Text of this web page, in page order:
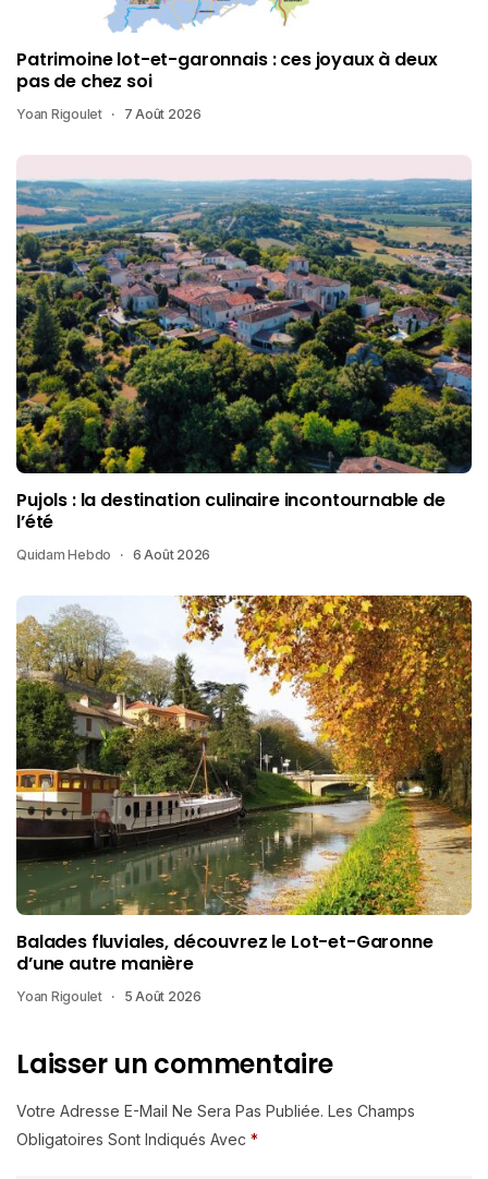
Patrimoine lot-et-garonnais : ces joyaux à deux
pas de chez soi
Yoan Rigoulet 7 Août 2026
Pujols : la destination culinaire incontournable de
l’été
Quidam Hebdo 6 Août 2026
Balades fluviales, découvrez le Lot-et-Garonne
d’une autre manière
Yoan Rigoulet 5 Août 2026
Laisser un commentaire
Votre Adresse E-Mail Ne Sera Pas Publiée. Les Champs
Obligatoires Sont Indiqués Avec *